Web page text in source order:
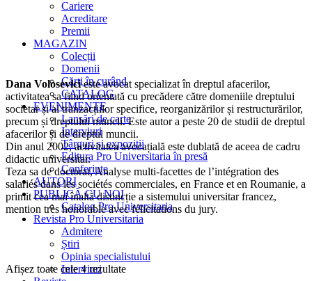
Cariere
Acreditare
Premii
MAGAZIN
Colecții
Domenii
Cărţi în curând
CATALOG
EVENIMENTE
Lansări de carte
Interviuri
Târguri și expoziții
Editura Pro Universitaria în presă
Conferințe
AUTORI
PUBLICĂ CU NOI
Catalog Pro Universitaria
Revista Pro Universitaria
Admitere
Știri
Opinia specialistului
Interviuri
Dana Volosevicieste avocat specializat în dreptul afacerilor,
activitatea sa fiind orientată cu precădere către domeniile dreptului
societar și al tranzacțiilor specifice, reorganizărilor și restructurărilor,
precum și dreptului muncii. Este autor a peste 20 de studii de dreptul
afacerilor și de dreptul muncii.
Din anul 2002, activitatea avocațială este dublată de aceea de cadru
didactic universitar.
Teza sa de doctorat, Analyse multi-facettes de l’intégration des
salariés dans les sociétés commerciales, en France et en Roumanie, a
primit cea mai înaltă distincție a sistemului universitar francez,
mention très honorable avec félicitations du jury.
Afișez toate cele 4 rezultateSortat